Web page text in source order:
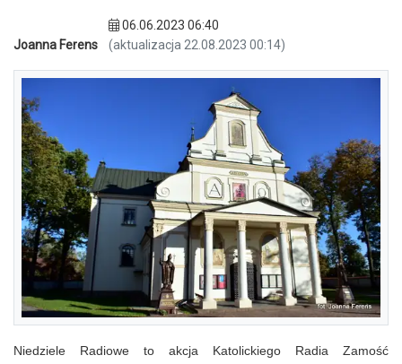
Joanna Ferens
06.06.2023 06:40
(aktualizacja 22.08.2023 00:14)
Niedziele Radiowe to akcja Katolickiego Radia Zamość